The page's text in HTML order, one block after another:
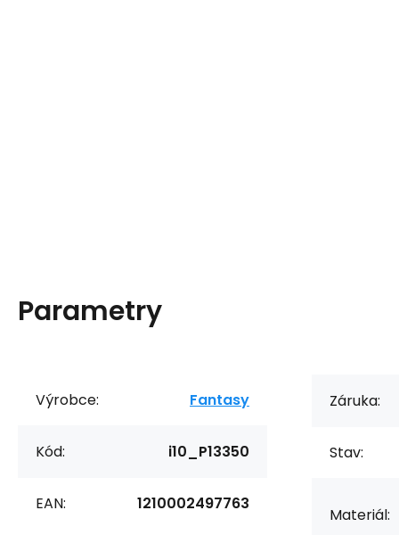
Parametry
Výrobce: Fantasy
Kód: i10_P13350
EAN: 1210002497763
Záruka:
Stav:
Materiál: